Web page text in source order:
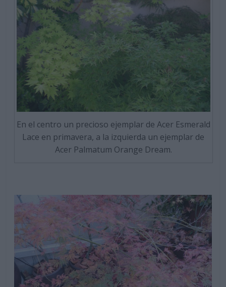
En el centro un precioso ejemplar de Acer Esmerald
Lace en primavera, a la izquierda un ejemplar de
Acer Palmatum Orange Dream.